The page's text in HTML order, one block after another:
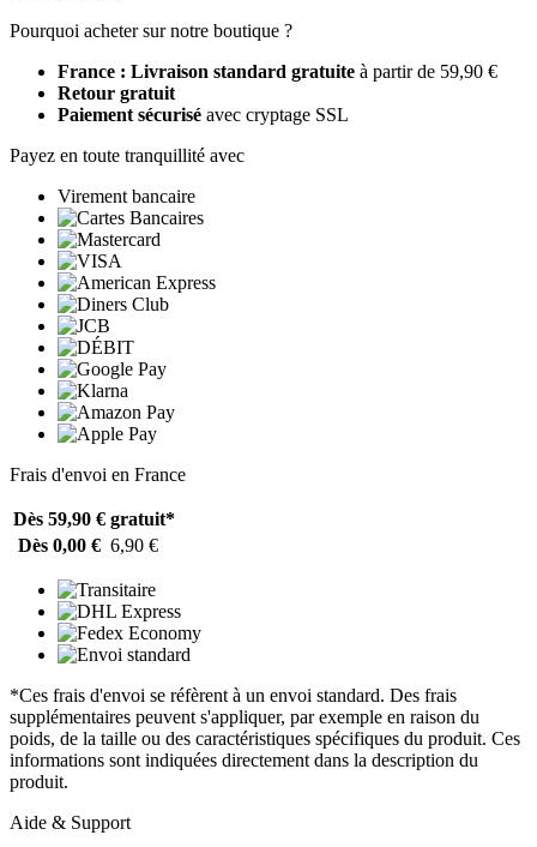
Pourquoi acheter sur notre boutique ?
France : Livraison standard gratuite à partir de 59,90 €
Retour gratuit
Paiement sécurisé avec cryptage SSL
Payez en toute tranquillité avec
Virement bancaire
Frais d'envoi en France
Dès 59,90 € gratuit*
Dès 0,00 € 6,90 €
*Ces frais d'envoi se réfèrent à un envoi standard. Des frais
supplémentaires peuvent s'appliquer, par exemple en raison du
poids, de la taille ou des caractéristiques spécifiques du produit. Ces
informations sont indiquées directement dans la description du
produit.
Aide & Support